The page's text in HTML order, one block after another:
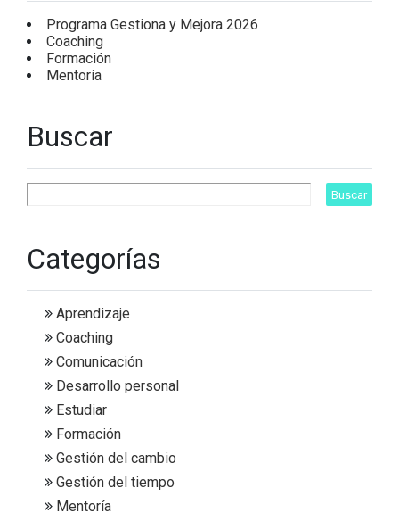
Programa Gestiona y Mejora 2026
Coaching
Formación
Mentoría
Buscar
Categorías
Aprendizaje
Coaching
Comunicación
Desarrollo personal
Estudiar
Formación
Gestión del cambio
Gestión del tiempo
Mentoría